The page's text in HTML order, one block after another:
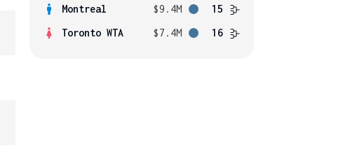
Montreal $9.4M
15
Toronto WTA
$7.4M 16